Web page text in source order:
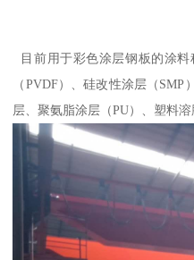
目前用于彩色涂层钢板的涂
（PVDF）、硅改性涂层（
层、聚氨脂涂层（PU）、塑料溶